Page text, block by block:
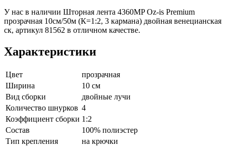
У нас в наличии Шторная лента 4360MP Oz-is Premium
прозрачная 10см/50м (К=1:2, 3 кармана) двойная венецианская
ск, артикул 81562 в отличном качестве.
Характеристики
Цвет
прозрачная
Ширина
10 см
Вид сборки
двойные лучи
Количество шнурков 4
Коэффициент сборки 1:2
Состав
100% полиэстер
Тип крепления
на крючки